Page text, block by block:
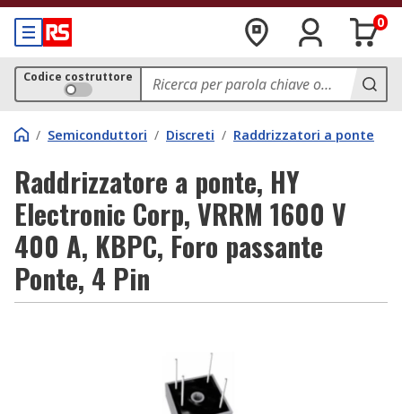
0
Codice costruttore
/ Semiconduttori / Discreti / Raddrizzatori a ponte
Raddrizzatore a ponte, HY
Electronic Corp, VRRM 1600 V
400 A, KBPC, Foro passante
Ponte, 4 Pin